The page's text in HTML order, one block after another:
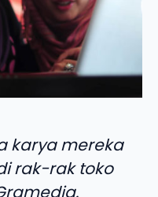
karya mereka
rak-rak toko